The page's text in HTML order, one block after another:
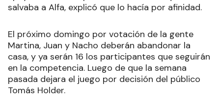
salvaba a Alfa, explicó que lo hacía por afinidad.
El próximo domingo por votación de la gente
Martina, Juan y Nacho deberán abandonar la
casa, y ya serán 16 los participantes que seguirán
en la competencia. Luego de que la semana
pasada dejara el juego por decisión del público
Tomás Holder.